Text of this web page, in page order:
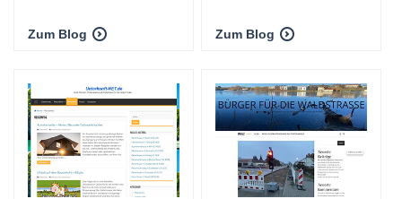
Zum Blog Zum Blog